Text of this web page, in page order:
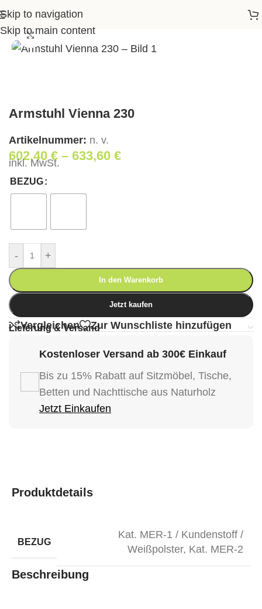
Skip to navigation
Skip to main content
Startseite>Shop>
Klick zum Vergrößern
Armstuhl Vienna 230
Artikelnummer: n. v.
602,40€ – 633,60 €
inkl. MwSt.
BEZUG
- +
In den Warenkorb
Jetzt kaufen
Vergleichen Zur Wunschliste hinzufügen
Lieferung & Versand
Kostenloser Versand ab 300€ Einkauf
Bis zu 15% Rabatt auf Sitzmöbel, Tische,
Betten und Nachttische aus Naturholz
Jetzt Einkaufen
Produktdetails
BEZUG
Kat. MER-1 / Kundenstoff /
Weißpolster, Kat. MER-2
Beschreibung